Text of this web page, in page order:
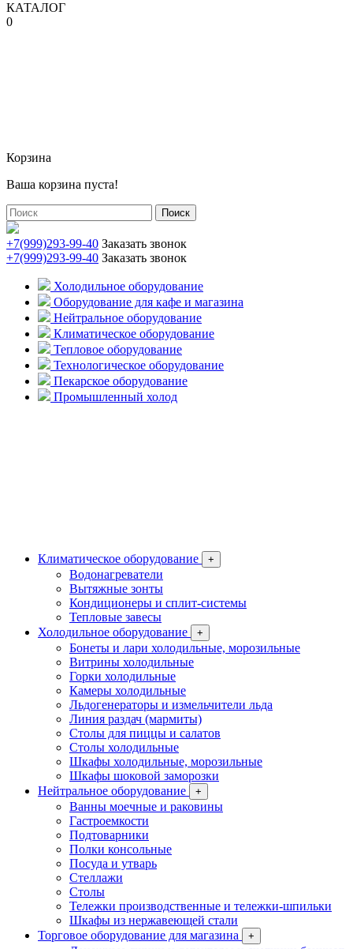
КАТАЛОГ
0
Корзина
Ваша корзина пуста!
Поиск
+7(999)293-99-40 Заказать звонок
+7(999)293-99-40 Заказать звонок
Холодильное оборудование
Оборудование для кафе и магазина
Нейтральное оборудование
Климатическое оборудование
Тепловое оборудование
Технологическое оборудование
Пекарское оборудование
Промышленный холод
Климатическое оборудование +
Водонагреватели
Вытяжные зонты
Кондиционеры и сплит-системы
Тепловые завесы
Холодильное оборудование
+
Бонеты и лари холодильные, морозильные
Витрины холодильные
Горки холодильные
Камеры холодильные
Льдогенераторы и измельчители льда
Линия раздач (мармиты)
Столы для пиццы и салатов
Столы холодильные
Шкафы холодильные, морозильные
Шкафы шоковой заморозки
Нейтральное оборудование
+
Ванны моечные и раковины
Гастроемкости
Подтоварники
Полки консольные
Посуда и утварь
Стеллажи
Столы
Тележки производственные и тележки-шпильки
Шкафы из нержавеющей стали
Торговое оборудование для магазина
+